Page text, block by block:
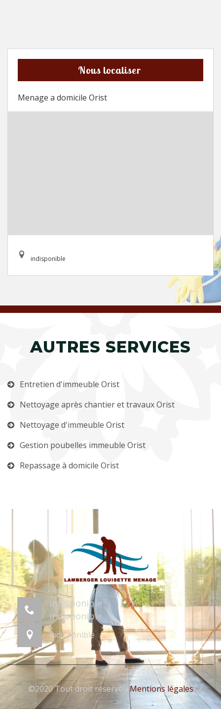
Nous localiser
Menage a domicile Orist
indisponible
AUTRES SERVICES
Entretien d'immeuble Orist
Nettoyage après chantier et travaux Orist
Nettoyage d'immeuble Orist
Gestion poubelles immeuble Orist
Repassage à domicile Orist
indisponible
indisponible
indisponible
©2020 Tout droit réservé -Mentions légales